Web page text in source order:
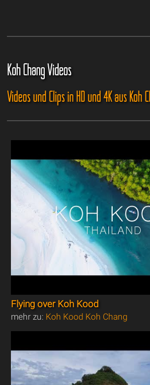
Koh Chang Videos
Videos und Clips in HD und 4K aus Koh
Flying over Koh Kood
mehr zu: Koh Kood Koh Chang